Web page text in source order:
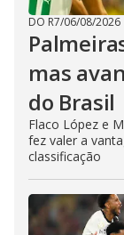
DO R7/06/08/2026
mas
do Brasil
Flaco López e
fez valer a
classificação